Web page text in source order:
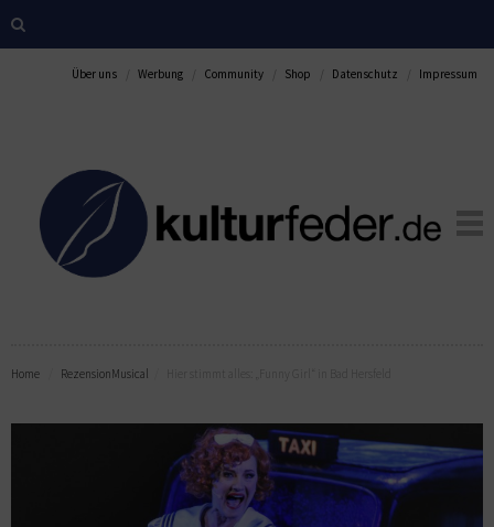
Über uns Werbung Community Shop Datenschutz Impressum
Home RezensionMusical Hier stimmt alles: „Funny Girl“ in Bad Hersfeld